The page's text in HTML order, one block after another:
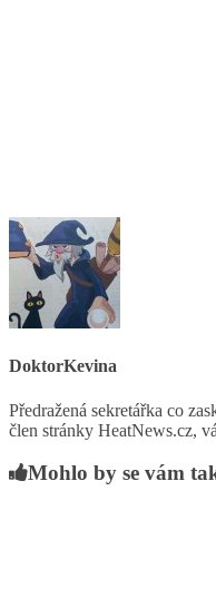
DoktorKevina
Předražená sekretářka co
člen stránky HeatNews.cz,
Mohlo by se vám